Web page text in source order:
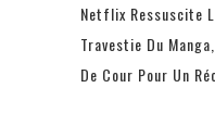
Netflix Ressuscite
Travestie Du
De Cour Pour Un